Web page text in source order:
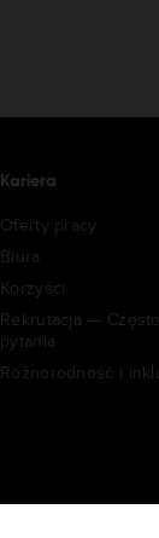
Kariera
Oferty pracy
Biura
Korzyści
Rekrutacja —
pytania
Różnorodność i